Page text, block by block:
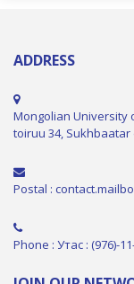
ADDRESS
Mongolian University
toiruu 34, Sukhbaatar
Postal :
Phone : Утас : (976)-